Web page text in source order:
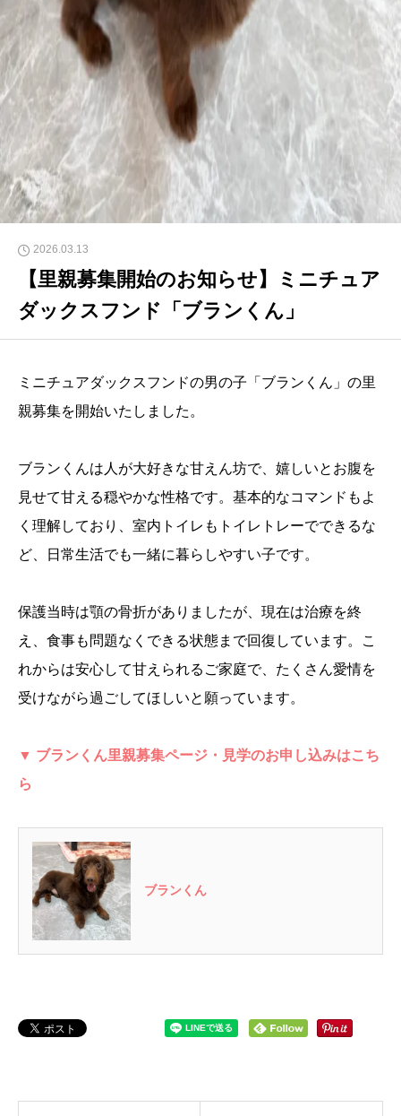
2026.03.13
【里親募集開始のお知らせ】ミニチュア
ダックスフンド「ブランくん」
ミニチュアダックスフンドの男の子「ブランくん」の里
親募集を開始いたしました。
ブランくんは人が大好きな甘えん坊で、嬉しいとお腹を
見せて甘える穏やかな性格です。基本的なコマンドもよ
く理解しており、室内トイレもトイレトレーでできるな
ど、日常生活でも一緒に暮らしやすい子です。
保護当時は顎の骨折がありましたが、現在は治療を終
え、食事も問題なくできる状態まで回復しています。こ
れからは安心して甘えられるご家庭で、たくさん愛情を
受けながら過ごしてほしいと願っています。
▼ ブランくん里親募集ページ・見学のお申し込みはこち
ら
ブランくん